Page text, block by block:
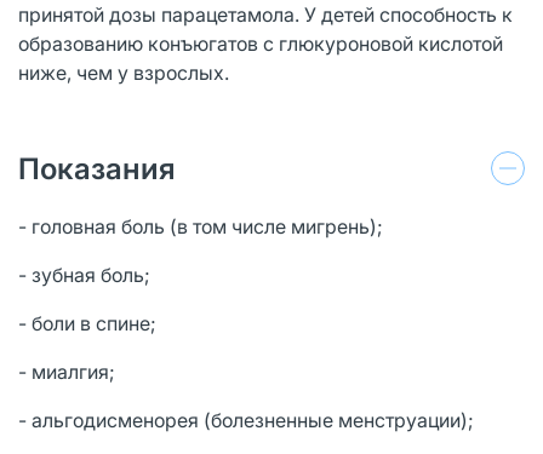
принятой дозы парацетамола. У детей способность к
образованию конъюгатов с глюкуроновой кислотой
ниже, чем у взрослых.
Показания
- головная боль (в том числе мигрень);
- зубная боль;
- боли в спине;
- миалгия;
- альгодисменорея (болезненные менструации);